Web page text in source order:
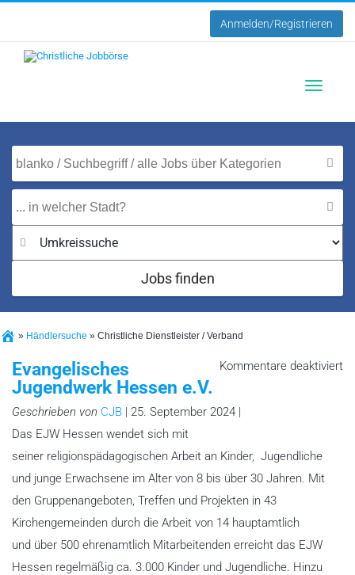
Anmelden/Registrieren
Jobs finden
» Händlersuche » Christliche Dienstleister / Verband
Kommentare deaktiviert
Evangelisches
Jugendwerk Hessen e.V.
Geschrieben von CJB | 25. September 2024 |
Das EJW Hessen wendet sich mit
seiner religionspädagogischen Arbeit an Kinder, Jugendliche
und junge Erwachsene im Alter von 8 bis über 30 Jahren. Mit
den Gruppenangeboten, Treffen und Projekten in 43
Kirchengemeinden durch die Arbeit von 14 hauptamtlich
und über 500 ehrenamtlich Mitarbeitenden erreicht das EJW
Hessen regelmäßig ca. 3.000 Kinder und Jugendliche. Hinzu